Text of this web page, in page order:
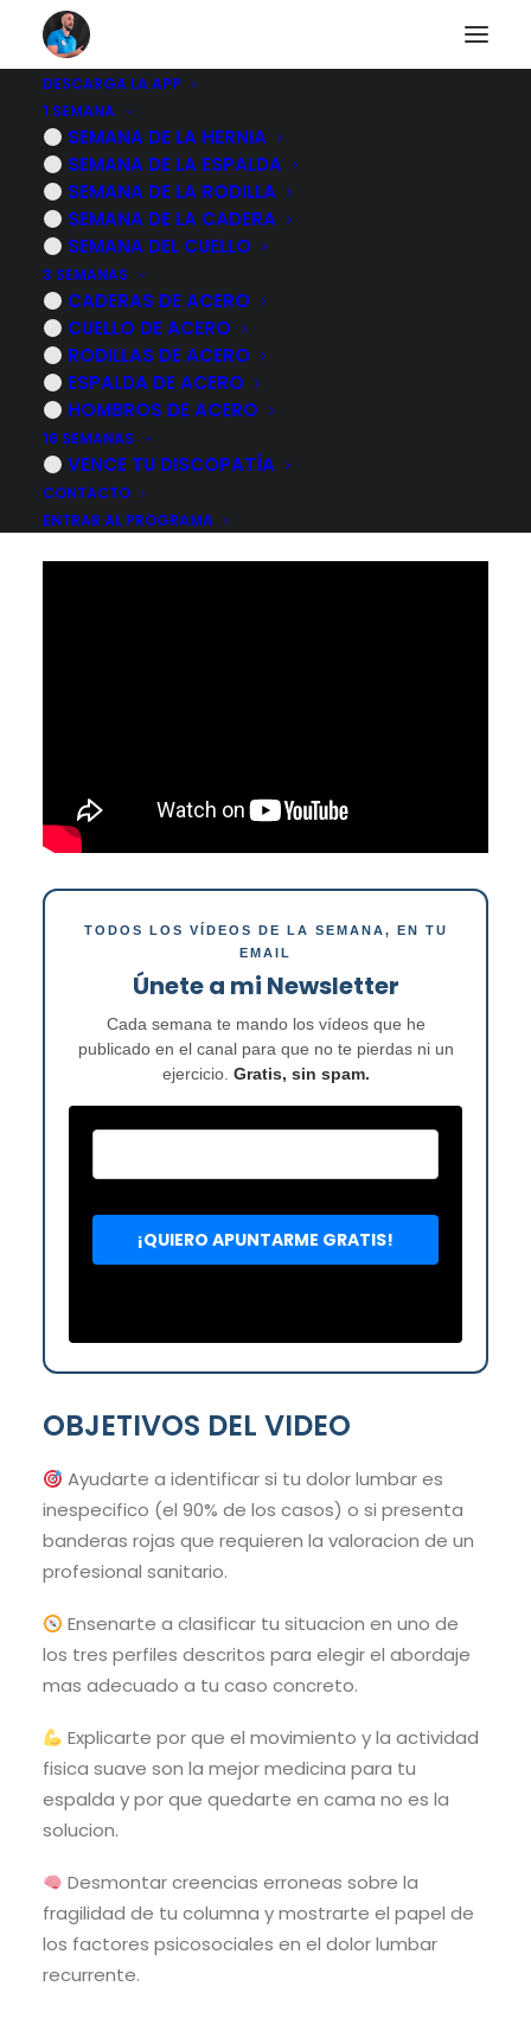
DESCARGA LA APP
1 SEMANA
SEMANA DE LA HERNIA
SEMANA DE LA ESPALDA
SEMANA DE LA RODILLA
SEMANA DE LA CADERA
SEMANA DEL CUELLO
3 SEMANAS
CADERAS DE ACERO
CUELLO DE ACERO
RODILLAS DE ACERO
ESPALDA DE ACERO
HOMBROS DE ACERO
16 SEMANAS
VENCE TU DISCOPATÍA
CONTACTO
ENTRAR AL PROGRAMA
Tengo dolor lumbar,
¿que es? ¿que podria
ser? ¿es grave? ¿cual
es el mejor
tratamiento?
11 NOVIEMBRE, 2022 |
TODOS LOS VÍDEOS DE LA SEMANA, EN TU
EMAIL
Únete a mi Newsletter
Cada semana te mando los vídeos que he
publicado en el canal para que no te pierdas ni un
ejercicio. Gratis, sin spam.
OBJETIVOS DEL VIDEO
Ayudarte a identificar si tu dolor lumbar es
inespecifico (el 90% de los casos) o si presenta
banderas rojas que requieren la valoracion de un
profesional sanitario.
Ensenarte a clasificar tu situacion en uno de
los tres perfiles descritos para elegir el abordaje
mas adecuado a tu caso concreto.
Explicarte por que el movimiento y la actividad
fisica suave son la mejor medicina para tu
espalda y por que quedarte en cama no es la
solucion.
Desmontar creencias erroneas sobre la
fragilidad de tu columna y mostrarte el papel de
los factores psicosociales en el dolor lumbar
recurrente.